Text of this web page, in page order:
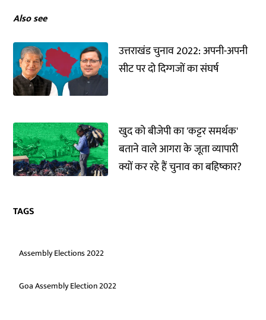
Also see
उत्तराखंड चुनाव 2022: अपनी-अपनी
सीट पर दो दिग्गजों का संघर्ष
खुद को बीजेपी का 'कट्टर समर्थक'
बताने वाले आगरा के जूता व्यापारी
क्यों कर रहे हैं चुनाव का बहिष्कार?
TAGS
Assembly Elections 2022
Goa Assembly Election 2022